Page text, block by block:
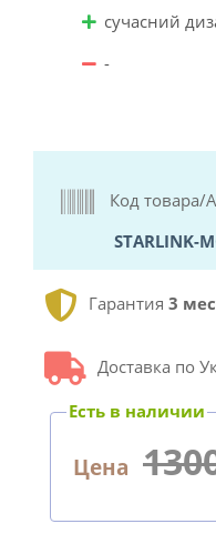
сучасний
-
Есть в наличии
Цена
Код товара/
STARLINK-
Гарантия 3
Доставка по